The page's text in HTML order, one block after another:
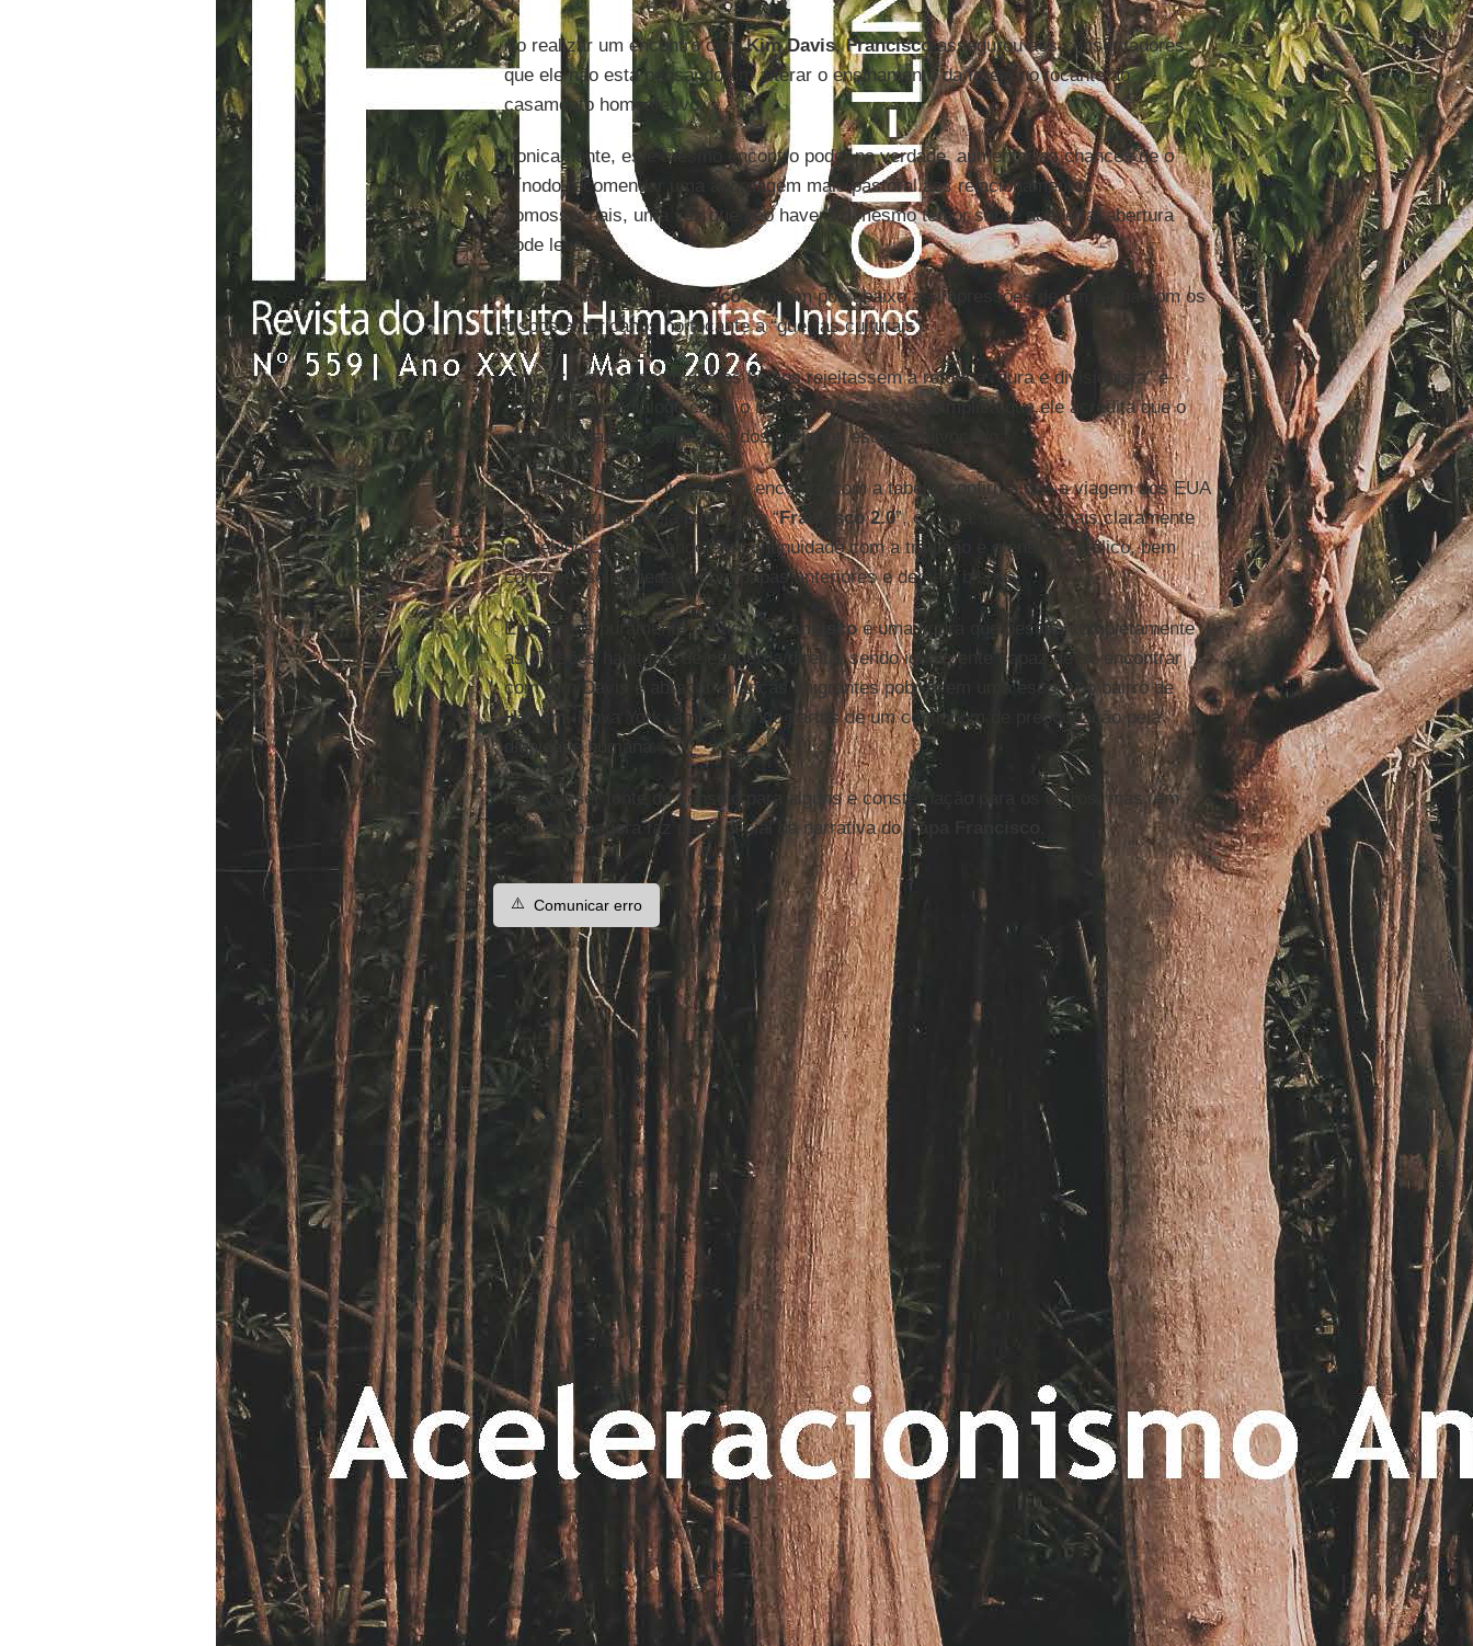
Ao realizar um encontro comKim Davis,Francisco assegurou aos conservadores
que ele não está pensando em alterar o ensinamento da Igreja no tocante ao
casamento homoafetivo.
Ironicamente, este mesmo encontro pode, na verdade, aumentar as chances de o
Sínodo recomendar uma abordagem mais pastoral aos relacionamentos
homossexuais, uma vez que não haverá o mesmo temor sobre aonde tal abertura
pode levar.
Em terceiro lugar, Franciscotambém pôs abaixo as impressões de um racha com os
bispos americanos no tocante a “guerras culturais”.
Sim,Franciscopediu que os bispos rejeitassem a retórica “dura e divisionista” e
abraçassem o diálogo como o método. Mas isso não implica que ele acredita que o
conteúdo das preocupações dos prelados esteja equivocado.
Em quarto e último lugar, este encontro com a tabeliã confirma que a viagem aos EUA
representou a estreia pública do “Francisco 2.0”, ou seja: um papa mais claramente
percebido como estando em continuidade com a tradição e o ensino católico, bem
como em solidariedade com papas anteriores e demais bispos.
Em termos puramente políticos,Franciscoé uma figura que desafia completamente
as divisões habituais de esquerda/direita, sendo igualmente capaz de se encontrar
com Kim Davis e abraçar crianças imigrantes pobres em uma escola no bairro de
Harlem
, Nova York, ambos sendo partes de um continuum de preocupação pela
dignidade humana.
Isso vai ser fonte de consolo para alguns e consternação para os outros, mas, em
todo caso, agora faz parte oficial da narrativa doPapa Francisco
⚠️ Comunicar erro